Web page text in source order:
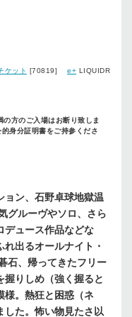
ケット [70819] e+ LIQUIDR
方のご入場はお断り致しま
身分証明書をご持参くださ
ョン、石野卓球地獄温
グルーヴやソロ、さら
デュース作品などな
出るオールナイト・
石、帰ってきたフリー
握りしめ（強く握ると
様。熱狂と困惑（ネ
した。怖い物見たさ以